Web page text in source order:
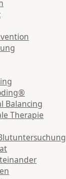
Balancing
Therapie